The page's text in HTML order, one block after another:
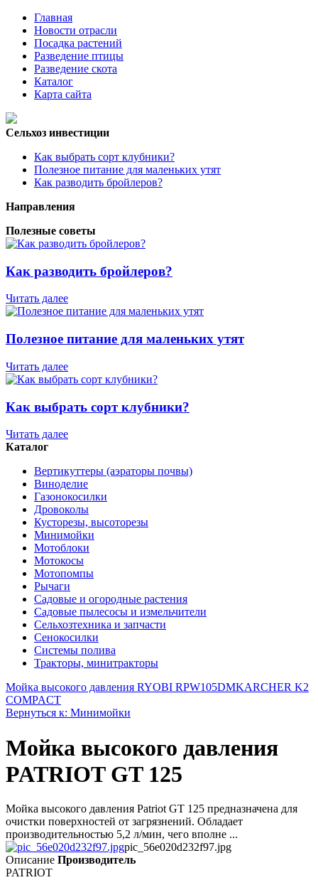
Главная
Новости отрасли
Посадка растений
Разведение птицы
Разведение скота
Каталог
Карта сайта
Сельхоз инвестиции
Как выбрать сорт клубники?
Полезное питание для маленьких утят
Как разводить бройлеров?
Направления
Полезные советы
Как разводить бройлеров?
Читать далее
Полезное питание для маленьких утят
Читать далее
Как выбрать сорт клубники?
Читать далее
Каталог
Вертикуттеры (аэраторы почвы)
Виноделие
Газонокосилки
Дровоколы
Кусторезы, высоторезы
Минимойки
Мотоблоки
Мотокосы
Мотопомпы
Рычаги
Садовые и огородные растения
Садовые пылесосы и измельчители
Сельхозтехника и запчасти
Сенокосилки
Системы полива
Тракторы, минитракторы
Мойка высокого давления RYOBI RPW105DMKARCHER K2
COMPACT
Вернуться к: Минимойки
Мойка высокого давления
PATRIOT GT 125
Мойка высокого давления Patriot GT 125 предназначена для
очистки поверхностей от загрязнений. Обладает
производительностью 5,2 л/мин, чего вполне ...
pic_56e020d232f97.jpg
Описание Производитель
PATRIOT